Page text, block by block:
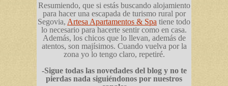
Resumiendo, que si estás buscando alojamiento
para hacer una escapada de turismo rural por
Segovia, Artesa Apartamentos & Spa tiene todo
lo necesario para hacerte sentir como en casa.
Además, los chicos que lo llevan, además de
atentos, son majísimos. Cuando vuelva por la
zona yo lo tengo claro, repetiré.
-Sigue todas las novedades del blog y no te
pierdas nada siguiéndonos por nuestros